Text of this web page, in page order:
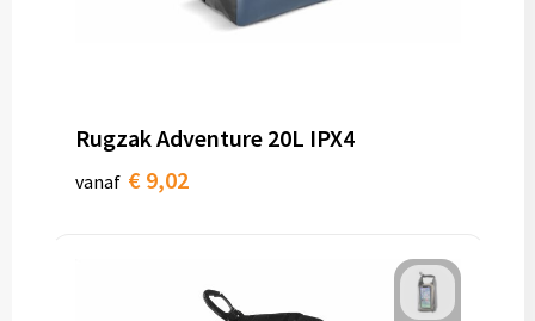
Rugzak Adventure 20L IPX4
vanaf € 9,02